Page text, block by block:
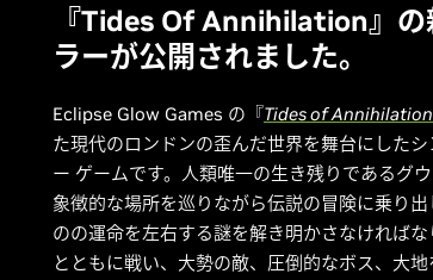
『Tides Of Annihilation』
ラーが公開されました。
Eclipse Glow Games の『Tides of Annihilation
た現代のロンドンの歪んだ世界を舞台にした
ー ゲームです。人類唯一の生き残りであるグ
象徴的な場所を巡りながら伝説の冒険に乗り
のの運命を左右する謎を解き明かさなければ
とともに戦い、大勢の敵、圧倒的なボス、大